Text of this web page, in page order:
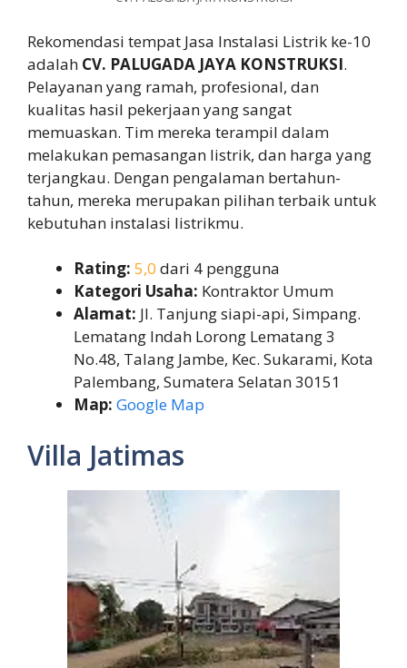
Rekomendasi tempat Jasa Instalasi Listrik ke-10
adalah CV. PALUGADA JAYA KONSTRUKSI.
Pelayanan yang ramah, profesional, dan
kualitas hasil pekerjaan yang sangat
memuaskan. Tim mereka terampil dalam
melakukan pemasangan listrik, dan harga yang
terjangkau. Dengan pengalaman bertahun-
tahun, mereka merupakan pilihan terbaik untuk
kebutuhan instalasi listrikmu.
Rating: 5,0 dari 4 pengguna
Kategori Usaha: Kontraktor Umum
Alamat: Jl. Tanjung siapi-api, Simpang.
Lematang Indah Lorong Lematang 3
No.48, Talang Jambe, Kec. Sukarami, Kota
Palembang, Sumatera Selatan 30151
Map: Google Map
Villa Jatimas